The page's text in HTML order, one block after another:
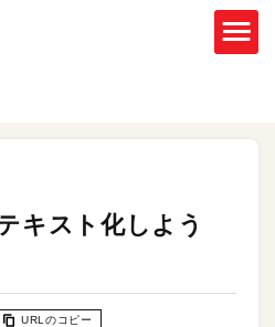
キスト化しよう
URLのコピー